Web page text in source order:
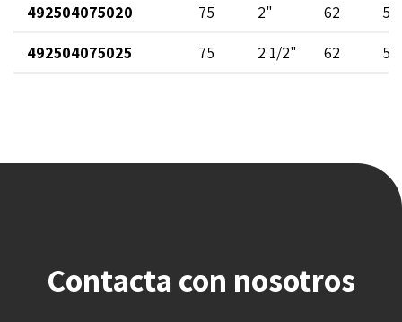
492504075020
75 2" 62
59
492504075025
75 2 1/2" 62 59
Contacta con nosotros